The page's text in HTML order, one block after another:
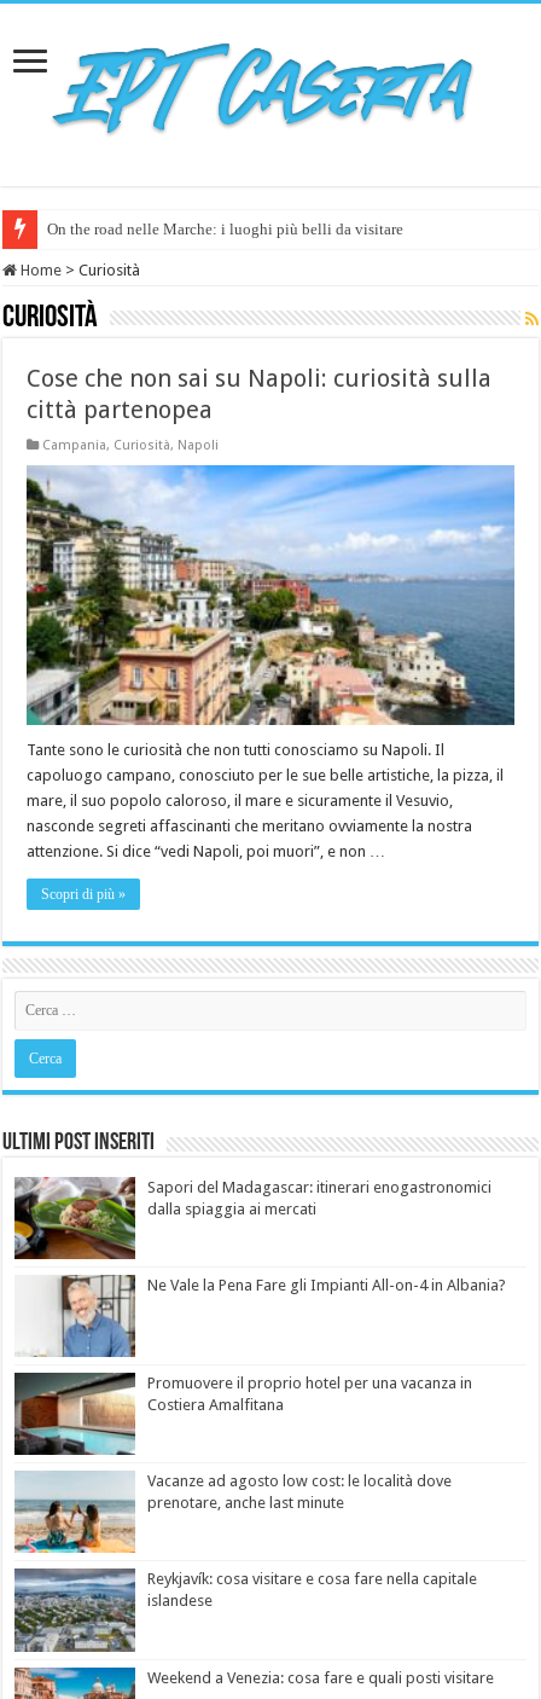
On the road nelle Marche: i luoghi più belli da visitare
Home > Curiosità
Curiosità
Cose che non sai su Napoli: curiosità sulla
città partenopea
Campania, Curiosità, Napoli
Tante sono le curiosità che non tutti conosciamo su Napoli. Il
capoluogo campano, conosciuto per le sue belle artistiche, la pizza, il
mare, il suo popolo caloroso, il mare e sicuramente il Vesuvio,
nasconde segreti affascinanti che meritano ovviamente la nostra
attenzione. Si dice “vedi Napoli, poi muori”, e non …
Scopri di più »
Ultimi Post Inseriti
Sapori del Madagascar: itinerari enogastronomici
dalla spiaggia ai mercati
Ne Vale la Pena Fare gli Impianti All-on-4 in Albania?
Promuovere il proprio hotel per una vacanza in
Costiera Amalfitana
Vacanze ad agosto low cost: le località dove
prenotare, anche last minute
Reykjavík: cosa visitare e cosa fare nella capitale
islandese
Weekend a Venezia: cosa fare e quali posti visitare